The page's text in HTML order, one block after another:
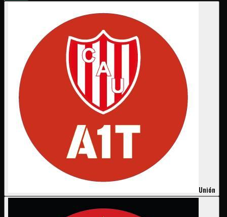
Unión